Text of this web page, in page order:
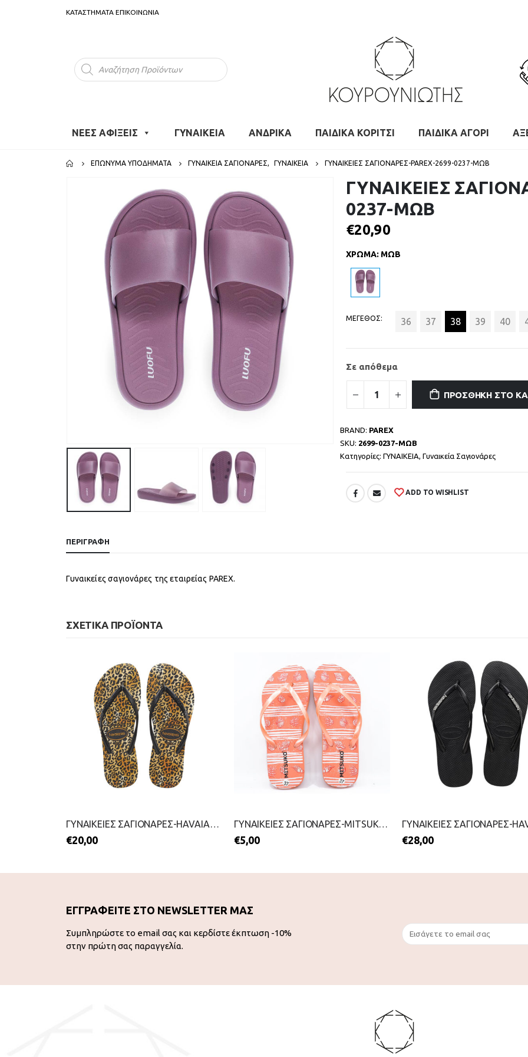
ΚΑΤΑΣΤΗΜΑΤΑ ΕΠΙΚΟΙΝΩΝΙΑ
Products
search
ΝΕΕΣ ΑΦΙΞΕΙΣ ΓΥΝΑΙΚΕΙΑ ΑΝΔΡΙΚΑ ΠΑΙΔΙΚΑ ΚΟΡΙΤΣΙ ΠΑΙΔΙΚΑ ΑΓΟΡΙ
ΕΠΏΝΥΜΑ ΥΠΟΔΉΜΑΤΑ ΓΥΝΑΙΚΕΊΑ ΣΑΓΙΟΝΆΡΕΣ, ΓΥΝΑΙΚΕΙΑ ΓΥΝΑΙΚΕΙΕΣ ΣΑΓΙΟΝΑΡΕΣ-PAREX-2699-0237-ΜΩΒ
ΓΥΝΑΙΚΕΙΕΣ
0237-ΜΩΒ
€20,90
ΧΡΩΜΑ: ΜΩΒ
ΜΕΓΕΘΟΣ 36 37 38 39 40
Σε απόθεμα
ΠΡΟΣΘΉΚΗ ΣΤΟ
BRAND: PAREX
SKU: 2699-0237-ΜΩΒ
Κατηγορίες: ΓΥΝΑΙΚΕΙΑ, Γυναικεία Σαγιονάρες
ADD TO WISHLIST
ΠΕΡΙΓΡΑΦΉ
Γυναικείες σαγιονάρες της εταιρείας PAREX.
ΣΧΕΤΙΚΆ ΠΡΟΪΌΝΤΑ
ΓΥΝΑΙΚΕΙΕΣ ΣΑΓΙΟΝΑΡΕΣ-HAVAIANAS-2199-0255-ΜΑΥΡΟ
€20,00
ΓΥΝΑΙΚΕΙΕΣ ΣΑΓΙΟΝΑΡΕΣ-MITSUKO-2199-0206-ΠΟΡΤΟΚΑΛΙ
€5,00 €28,00
ΕΓΓΡΑΦΕΙΤΕ ΣΤΟ NEWSLETTER ΜΑΣ
Συμπληρώστε το email σας και κερδίστε έκπτωση -10%
στην πρώτη σας παραγγελία.